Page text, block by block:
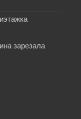
зарезала